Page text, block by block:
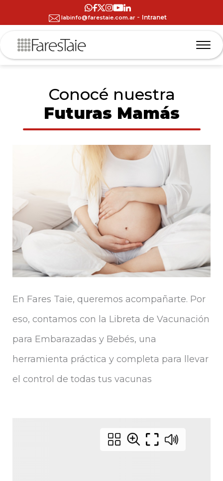
labinfo@farestaie.com.ar - Intranet
Conocé nuestra
Futuras Mamás
En Fares Taie, queremos acompañarte. Por
eso, contamos con la Libreta de Vacunación
para Embarazadas y Bebés, una
herramienta práctica y completa para llevar
el control de todas tus vacunas